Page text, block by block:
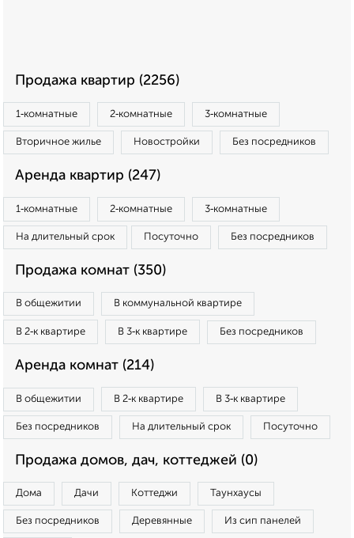
Продажа квартир (2256)
1‑комнатные 2‑комнатные 3‑комнатные
Вторичное жилье Новостройки Без посредников
Аренда квартир (247)
1‑комнатные 2‑комнатные 3‑комнатные
На длительный срок Посуточно Без посредников
Продажа комнат (350)
В общежитии В коммунальной квартире
В 2‑к квартире В 3‑к квартире Без посредников
Аренда комнат (214)
В общежитии В 2‑к квартире В 3‑к квартире
Без посредников На длительный срок Посуточно
Продажа домов, дач, коттеджей (0)
Дома Дачи Коттеджи Таунхаусы
Без посредников Деревянные Из сип панелей